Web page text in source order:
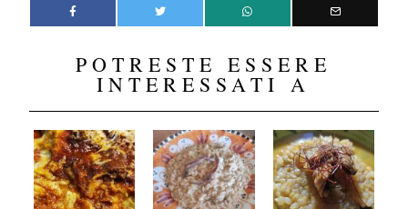
POTRESTE ESSERE
INTERESSATI A